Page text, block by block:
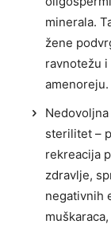
minerala.
žene
ravnotežu
amenoreju.
sterilitet –
rekreacija
zdravlje,
negativnih